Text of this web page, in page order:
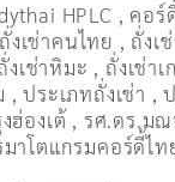
HPLC , คอร์
ถั่งเช่าคนไทย , ถั่งเ
งเช่าหิมะ , ถั่งเช่า
,ประเภทถั่งเช่า ,
ฮ่องเต้ , รศ.ดร.ม
มาโตแกรมคอร์ดี้ไท